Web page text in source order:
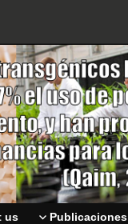
us Publicaciones